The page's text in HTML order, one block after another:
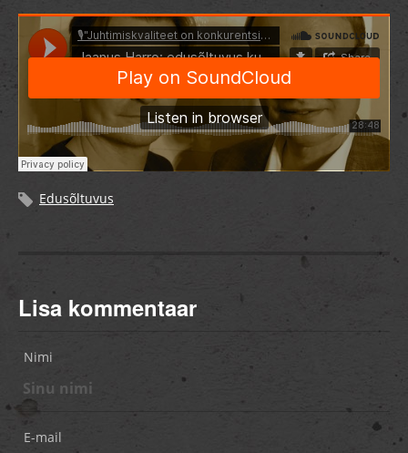
Edusõltuvus
Lisa kommentaar
Nimi
E-mail